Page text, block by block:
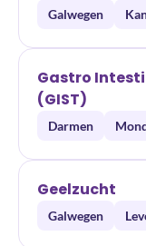
Galwegen
Gastro
(GIST)
Darmen
Geelzucht
Galwegen